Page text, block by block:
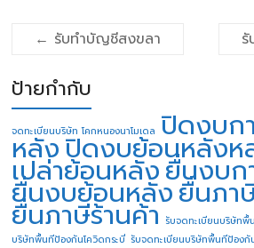
← รับทำบัญชีสงขลา
ป้ายกำกับ
จดทะเบียนบริษัท โคกหนองนาโมเดล ปิดงบก
หลังปิดงบย้อนหลังห
เปล่าย้อนหลังยื่นงบก
ยื่นงบย้อนหลังยื่นภา
ยื่นภาษีร้านค้า รับจดทะเบียนบริษัทพื้
บริษัทพื้นทีป้องกันโควิดกระบี่ รับจดทะเบียนบริษัทพื้นทีป้อง